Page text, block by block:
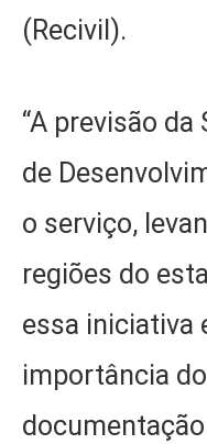
(Recivil).
“A previsão
de
o serviço,
regiões do
essa iniciativa
importância